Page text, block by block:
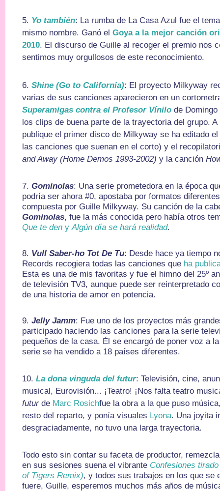
5. Yo también: La rumba de La Casa Azul fue el
mismo nombre. Ganó el Goya a la mejor canción
2010. El discurso de Guille al recoger el premio nos
sentimos muy orgullosos de este reconocimiento.
6. Shine (Go to California): El proyecto Milkyway
varias de sus canciones aparecieron en un
Superamigas contra el Profesor Vínilode Domingo
los clips de buena parte de la trayectoria del grupo. A
publique el primer disco de Milkyway se ha editado
las canciones que suenan en el corto) y el
and Away (Home Demos 1993-2002) y la canción
7. Gominolas: Una serie prometedora en la época
podría ser ahora #0, apostaba por formatos
compuesta por Guille Milkyway. Su canción de la
Gominolas, fue la más conocida pero había otros
Que te deny Algún día se hará realidad.
8. Vull Saber-ho Tot De Tu: Desde hace ya tiempo
Records recogiera todas las canciones que ha
Esta es una de mis favoritas y fue el himno del 25º
de televisión TV3, aunque puede ser reinterpretado
de una historia de amor en potencia.
9. Jelly Jamm: Fue uno de los proyectos más
participado haciendo las canciones para la serie
pequeños de la casa. Él se encargó de poner voz a
serie se ha vendido a 18 países diferentes.
10. La dona vinguda del futur: Televisión, cine,
musical, Eurovisión... ¡Teatro! ¡Nos falta teatro
futurde Marc Rosichfue la obra a la que puso
resto del reparto, y ponía visuales Lyona. Una joyita
desgraciadamente, no tuvo una larga trayectoria.
Todo esto sin contar su faceta de productor,
en sus sesiones suena el vibrante Confesiones
of Tigers Remix), y todos sus trabajos en los que se
fuere, Guille, esperemos muchos más años de